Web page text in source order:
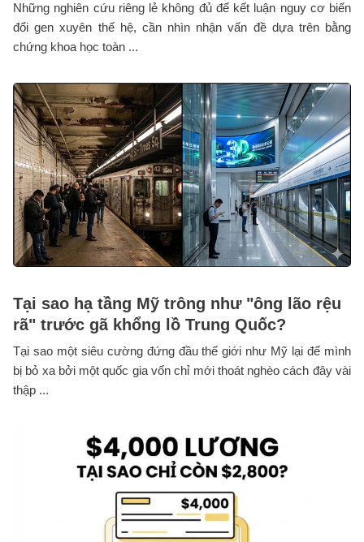
Những nghiên cứu riêng lẻ không đủ để kết luận nguy cơ biến
đổi gen xuyên thế hệ, cần nhìn nhận vấn đề dựa trên bằng
chứng khoa học toàn ...
Tại sao hạ tầng Mỹ trông như "ông lão rệu
rã" trước gã khổng lồ Trung Quốc?
Tại sao một siêu cường đứng đầu thế giới như Mỹ lại để mình
bị bỏ xa bởi một quốc gia vốn chỉ mới thoát nghèo cách đây vài
thập ...